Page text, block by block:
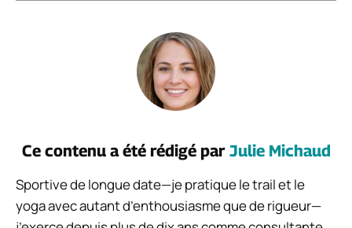
Ce contenu a été rédigé par Julie Michaud
Sportive de longue date—je pratique le trail et le
yoga avec autant d’enthousiasme que de rigueur—